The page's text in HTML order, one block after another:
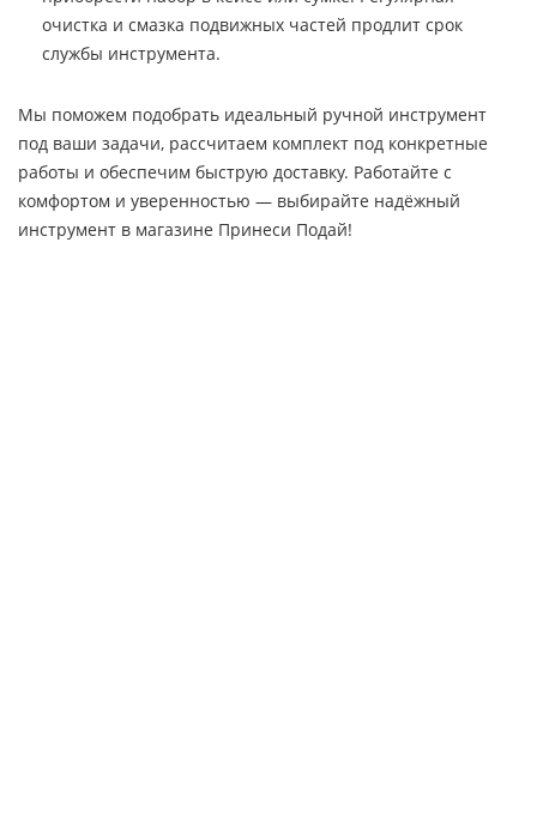
очистка и смазка подвижных частей продлит срок
службы инструмента.
Мы поможем подобрать идеальный ручной инструмент
под ваши задачи, рассчитаем комплект под конкретные
работы и обеспечим быструю доставку. Работайте с
комфортом и уверенностью — выбирайте надёжный
инструмент в магазине Принеси Подай!